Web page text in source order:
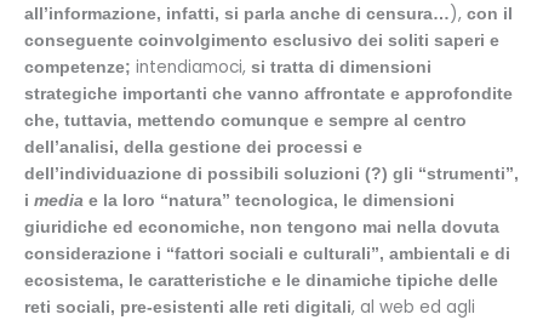
all’informazione, infatti, si parla anche di censura…), con il
conseguente coinvolgimento esclusivo dei soliti saperi e
competenze; intendiamoci, si tratta di dimensioni
strategiche importanti che vanno affrontate e approfondite
che, tuttavia, mettendo comunque e sempre al centro
dell’analisi, della gestione dei processi e
dell’individuazione di possibili soluzioni (?) gli “strumenti”,
i media e la loro “natura” tecnologica, le dimensioni
giuridiche ed economiche, non tengono mai nella dovuta
considerazione i “fattori sociali e culturali”, ambientali e di
ecosistema, le caratteristiche e le dinamiche tipiche delle
reti sociali, pre-esistenti alle reti digitali, al web ed agli